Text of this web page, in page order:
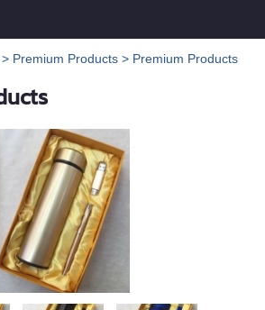
> Premium Products> Premium Products